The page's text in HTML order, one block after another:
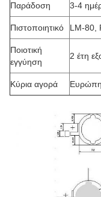
Παράδοση 3-4
Πιστοποιητικό LM-80,
Ποιοτική
εγγύηση
2 έτη
Κύρια αγορά